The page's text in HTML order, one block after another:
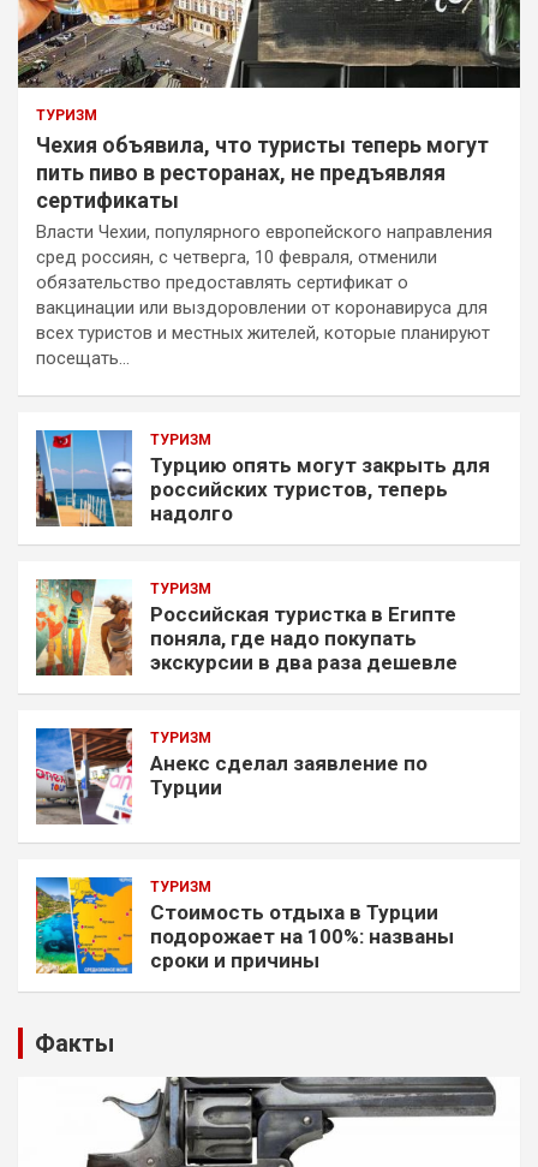
ТУРИЗМ
Чехия объявила, что туристы теперь могут
пить пиво в ресторанах, не предъявляя
сертификаты
Власти Чехии, популярного европейского направления
сред россиян, с четверга, 10 февраля, отменили
обязательство предоставлять сертификат о
вакцинации или выздоровлении от коронавируса для
всех туристов и местных жителей, которые планируют
посещать…
ТУРИЗМ
Турцию опять могут закрыть для
российских туристов, теперь
надолго
ТУРИЗМ
Российская туристка в Египте
поняла, где надо покупать
экскурсии в два раза дешевле
ТУРИЗМ
Анекс сделал заявление по
Турции
ТУРИЗМ
Стоимость отдыха в Турции
подорожает на 100%: названы
сроки и причины
Факты